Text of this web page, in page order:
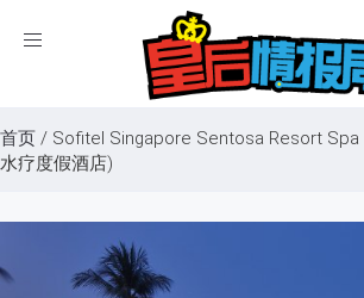
Toggle
首页 / Sofitel Singapore Sentosa Resort
水疗度假酒店)